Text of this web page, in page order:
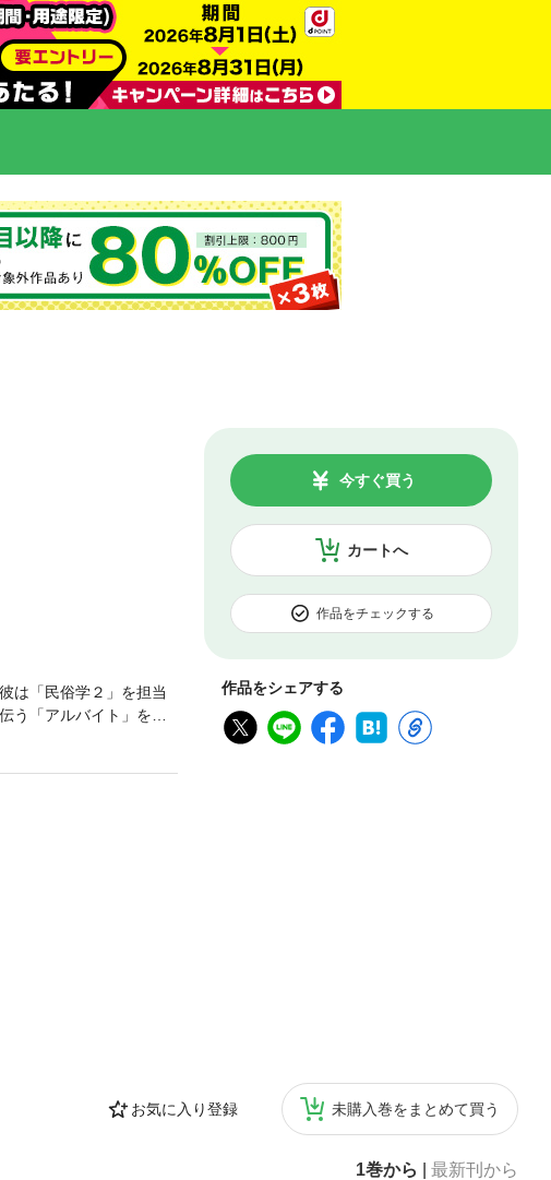
カートへ
今すぐ買う
作品をチェックする
作品をシェアする
お気に入り登録 未購入巻をまとめて買う
1巻から 最新刊から
は「民俗学２」を担当
う「アルバイト」をす
に謎を解く！ 分冊版